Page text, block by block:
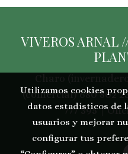
VIVEROS ARNAL
(comercial) 680 802
777 395 |
Utilizamos cookies
datos estadísticos de
usuarios y mejorar
configurar tus